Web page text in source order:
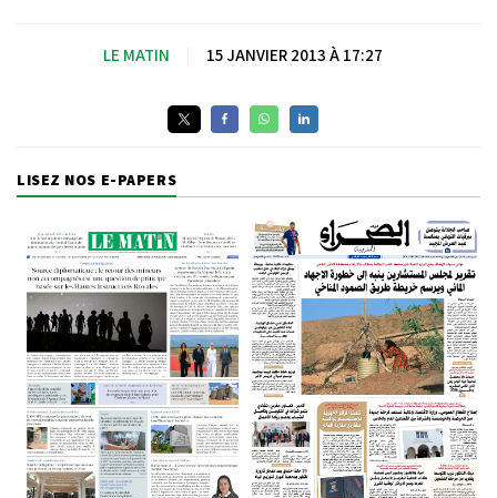
LE MATIN 15 JANVIER 2013 À 17:27
LISEZ NOS E-PAPERS